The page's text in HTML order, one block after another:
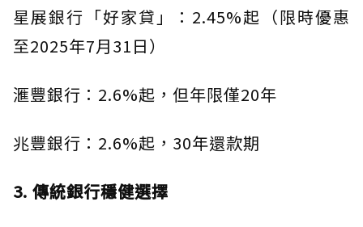
星展銀行「好家貸」：2.45%起（限時優惠
至2025年7月31日）
滙豐銀行：2.6%起，但年限僅20年
兆豐銀行：2.6%起，30年還款期
3. 傳統銀行穩健選擇